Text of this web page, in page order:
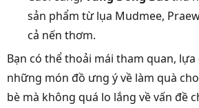
sản phẩm từ lụa Mudmee,
cả nến thơm.
Bạn có thể thoải mái tham quan, lựa
những món đồ ưng ý về làm quà
bè mà không quá lo lắng về vấn đề